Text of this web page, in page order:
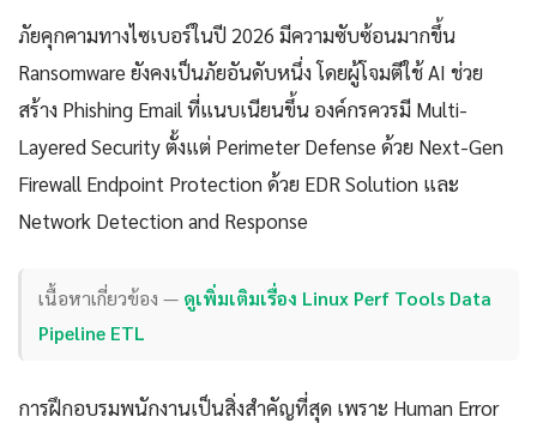
ภัยคุกคามทางไซเบอร์ในปี 2026 มีความซับซ้อนมากขึ้น
Ransomware ยังคงเป็นภัยอันดับหนึ่ง โดยผู้โจมตีใช้ AI ช่วย
สร้าง Phishing Email ที่แนบเนียนขึ้น องค์กรควรมี Multi-
Layered Security ตั้งแต่ Perimeter Defense ด้วย Next-Gen
Firewall Endpoint Protection ด้วย EDR Solution และ
Network Detection and Response
เนื้อหาเกี่ยวข้อง — ดูเพิ่มเติมเรื่อง Linux Perf Tools Data
Pipeline ETL
การฝึกอบรมพนักงานเป็นสิ่งสำคัญที่สุด เพราะ Human Error